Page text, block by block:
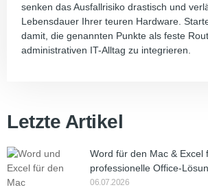
senken das Ausfallrisiko drastisch und
Lebensdauer Ihrer teuren Hardware.
damit, die genannten Punkte als feste
administrativen IT-Alltag zu integrieren.
Letzte Artikel
Word für den Mac & Excel
professionelle Office-
06.07.2026